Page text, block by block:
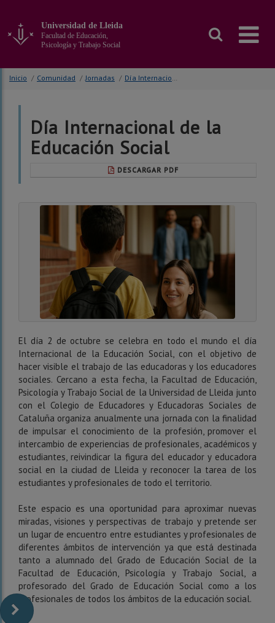
contenido
principal
la
página
Universidad de Lleida
Facultad de Educación,
Psicología y Trabajo Social
Inicio / Comunidad / Jornadas / Día Internacional de la Educación Social
Día Internacional de la
Educación Social
DESCARGAR PDF
El día 2 de octubre se celebra en todo el mundo el día
Internacional de la Educación Social, con el objetivo de
hacer visible el trabajo de las educadoras y los educadores
sociales. Cercano a esta fecha, la Facultad de Educación,
Psicología y Trabajo Social de la Universidad de Lleida junto
con el Colegio de Educadores y Educadoras Sociales de
Cataluña organiza anualmente una jornada con la finalidad
de impulsar el conocimiento de la profesión, promover el
intercambio de experiencias de profesionales, académicos y
estudiantes, reivindicar la figura del educador y educadora
social en la ciudad de Lleida y reconocer la tarea de los
estudiantes y profesionales de todo el territorio.
Este espacio es una oportunidad para aproximar nuevas
miradas, visiones y perspectivas de trabajo y pretende ser
un lugar de encuentro entre estudiantes y profesionales de
diferentes ámbitos de intervención ya que está destinada
tanto a alumnado del Grado de Educación Social de la
Facultad de Educación, Psicología y Trabajo Social, a
profesorado del Grado de Educación Social como a los
profesionales de todos los ámbitos de la educación social.